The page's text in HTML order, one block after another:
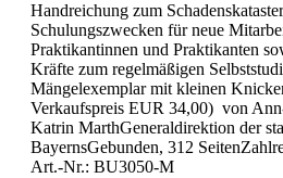
Handreichung zum
Schulungszwecken für neue
Praktikantinnen und Praktikanten
Kräfte zum regelmäßigen
Mängelexemplar mit kleinen
Verkaufspreis EUR 34,00) von
Katrin MarthGeneraldirektion der
BayernsGebunden, 312
Art.-Nr.: BU3050-M